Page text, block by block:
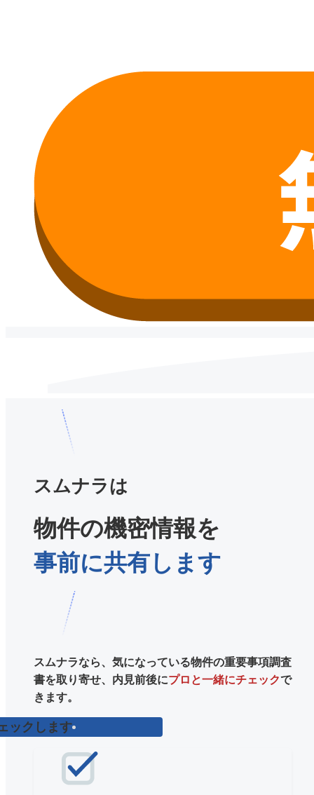
スムナラは
物件の機密情報を
事前に共有します
スムナラなら、気になっている物件の重要事項調査
書を取り寄せ、内見前後にプロと一緒にチェックで
きます。
ックします